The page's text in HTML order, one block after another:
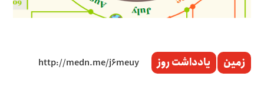
زمین یادداشت روز